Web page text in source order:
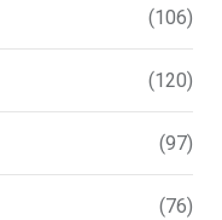
(106)
(120)
(97)
(76)